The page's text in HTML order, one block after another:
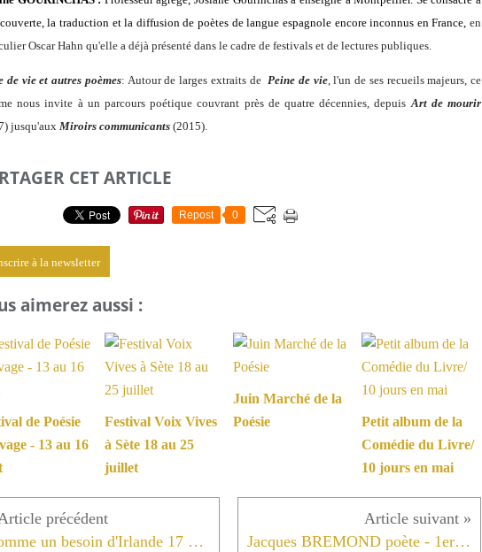
la traduction et la diffusion de poètes de langue espagnole encore inconnus en France, en
Oscar Hahn qu'elle a déjà présenté dans le cadre de festivals et de lectures publiques.
de vie et autres poèmes: Autour de larges extraits de Peine de vie, l'un de ses recueils majeurs, ce
nous invite à un parcours poétique couvrant près de quatre décennies, depuis Art de mourir
jusqu'aux Miroirs communicants (2015).
CET ARTICLE
Repost 0
à la newsletter
aimerez aussi :
de Poésie
- 13 au 16
Festival Voix Vives
à Sète 18 au 25
juillet
Juin Marché de la
Poésie
Petit album de la
Comédie du Livre/
10 jours en mai
Comme un besoin d'Irlande 17 novembre Jacques BREMOND poète - 1er décembre